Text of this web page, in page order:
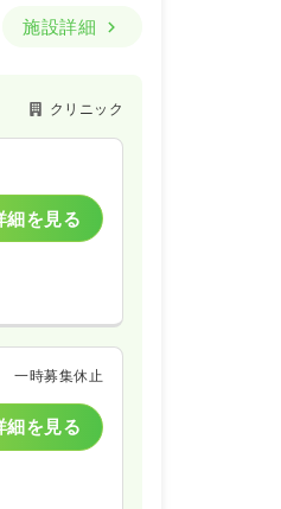
施設詳細
クリニック
細を見る
一時募集休止
細を見る